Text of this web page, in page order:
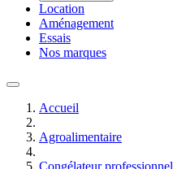
Location
Aménagement
Essais
Nos marques
Accueil
Agroalimentaire
Congélateur professionnel